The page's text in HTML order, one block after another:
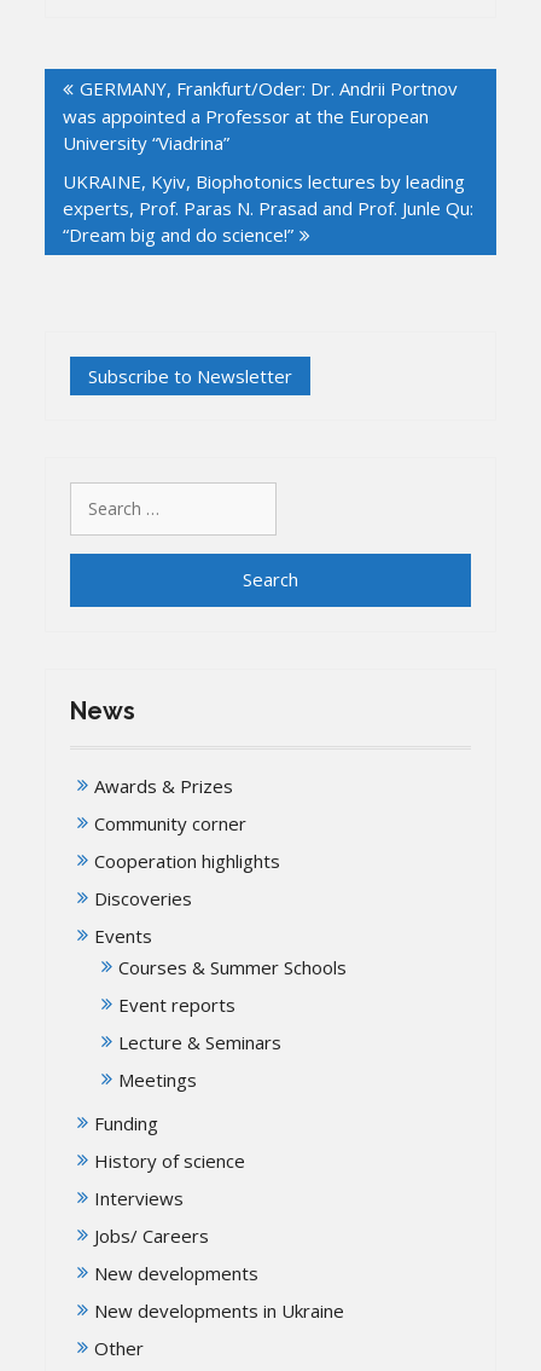
navigation
GERMANY, Frankfurt/Oder: Dr. Andrii Portnov
was appointed a Professor at the European
University “Viadrina”
UKRAINE, Kyiv, Biophotonics lectures by leading
experts, Prof. Paras N. Prasad and Prof. Junle Qu:
“Dream big and do science!”
for:
News
Awards & Prizes
Community corner
Cooperation highlights
Discoveries
Events
Courses & Summer Schools
Event reports
Lecture & Seminars
Meetings
Funding
History of science
Interviews
Jobs/ Careers
New developments
New developments in Ukraine
Other